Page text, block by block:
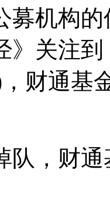
募机构
》关注
财通基
队，财